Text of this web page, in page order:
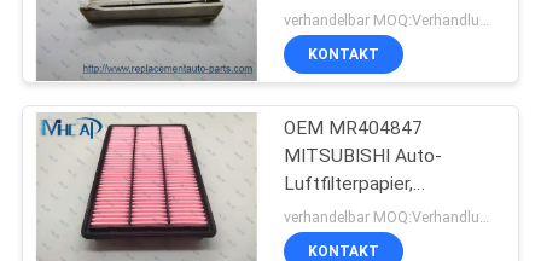
Selbstkörperteile
für MITSUBISHI GAC
KONTAKT
OEM MR404847
MITSUBISHI Auto-
Luftfilterpapier,
Motorluftfilterelement
KONTAKT